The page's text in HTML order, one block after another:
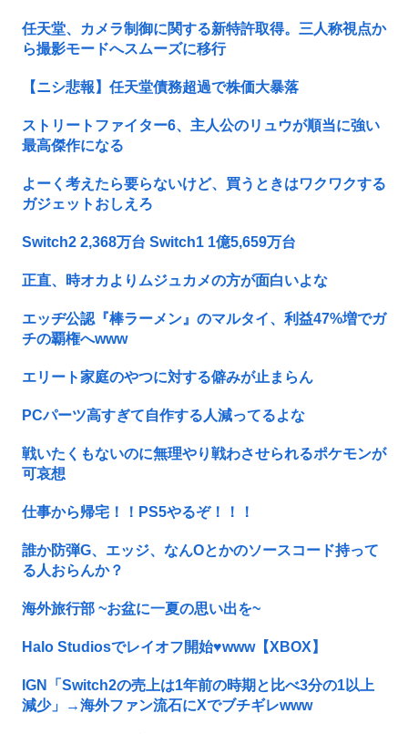
任天堂、カメラ制御に関する新特許取得。三人称視点か
ら撮影モードへスムーズに移行
【ニシ悲報】任天堂債務超過で株価大暴落
ストリートファイター6、主人公のリュウが順当に強い
最高傑作になる
よーく考えたら要らないけど、買うときはワクワクする
ガジェットおしえろ
Switch2 2,368万台 Switch1 1億5,659万台
正直、時オカよりムジュカメの方が面白いよな
エッヂ公認『棒ラーメン』のマルタイ、利益47%増でガ
チの覇権へwww
エリート家庭のやつに対する僻みが止まらん
PCパーツ高すぎて自作する人減ってるよな
戦いたくもないのに無理やり戦わさせられるポケモンが
可哀想
仕事から帰宅！！PS5やるぞ！！！
誰か防弾G、エッジ、なんOとかのソースコード持って
る人おらんか？
海外旅行部 ~お盆に一夏の思い出を~
Halo Studiosでレイオフ開始♥www【XBOX】
IGN「Switch2の売上は1年前の時期と比べ3分の1以上
減少」→海外ファン流石にXでブチギレwww